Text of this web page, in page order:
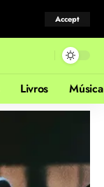
Accept
Livros Música